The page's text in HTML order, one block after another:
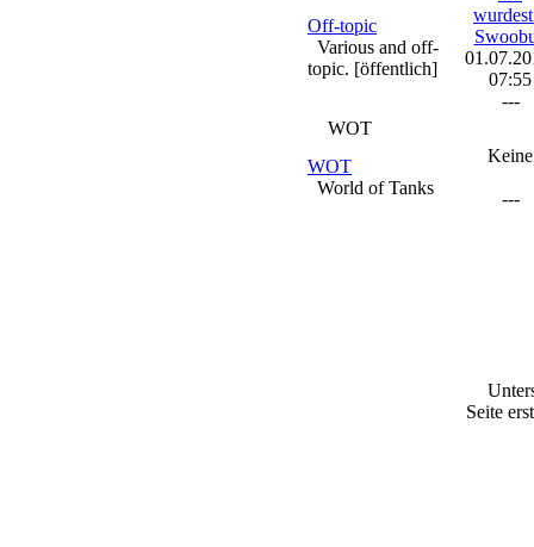
Off-topic
Various and off-
topic. [öffentlich]
07:55
---
WOT
WOT
World of Tanks
Keine
---
Seite